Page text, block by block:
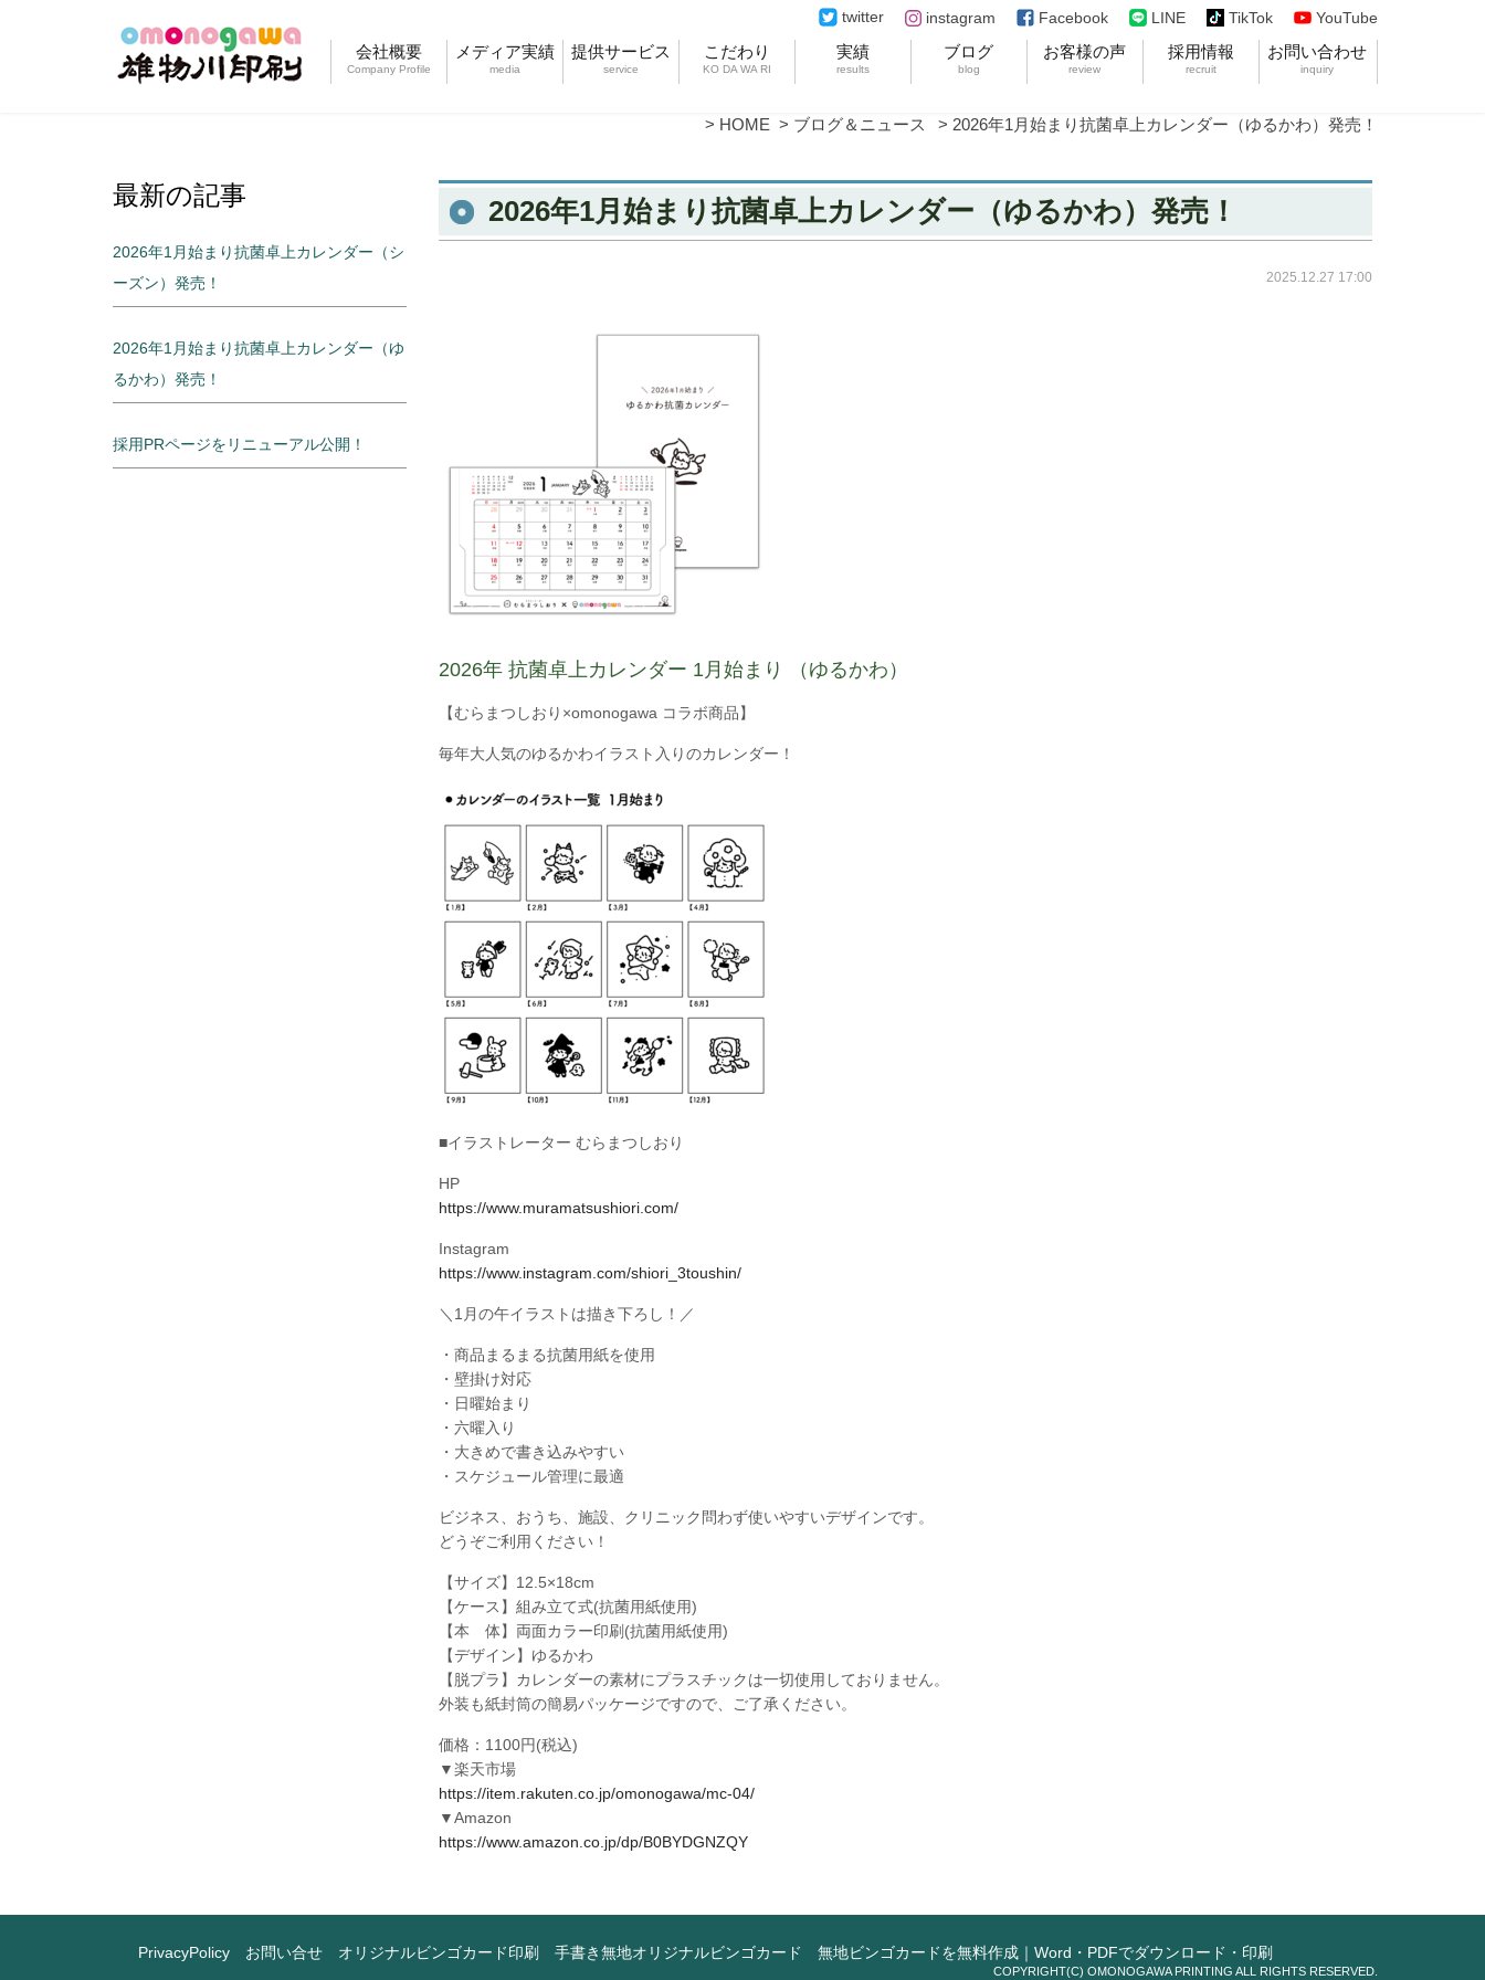
twitter instagram Facebook LINE TikTok YouTube
会社概要
Company Profile
メディア実績
media
提供サービス
service
こだわり
KO DA WA RI
実績
results
ブログ
blog
お客様の声
review
採用情報
recruit
お問い合わせ
inquiry
HOME ブログ＆ニュース 2026年1月始まり抗菌卓上カレンダー（ゆるかわ）発売！
2026年1月始まり抗菌卓上カレンダー（ゆるかわ）発売！
2025.12.27 17:00
2026年 抗菌卓上カレンダー 1月始まり （ゆるかわ）
【むらまつしおり×omonogawa コラボ商品】
毎年大人気のゆるかわイラスト入りのカレンダー！
■イラストレーター むらまつしおり
HP
https://www.muramatsushiori.com/
Instagram
https://www.instagram.com/shiori_3toushin/
＼1月の午イラストは描き下ろし！／
・商品まるまる抗菌用紙を使用
・壁掛け対応
・日曜始まり
・六曜入り
・大きめで書き込みやすい
・スケジュール管理に最適
ビジネス、おうち、施設、クリニック問わず使いやすいデザインです。
どうぞご利用ください！
【サイズ】12.5×18cm
【ケース】組み立て式(抗菌用紙使用)
【本 体】両面カラー印刷(抗菌用紙使用)
【デザイン】ゆるかわ
【脱プラ】カレンダーの素材にプラスチックは一切使用しておりません。
外装も紙封筒の簡易パッケージですので、ご了承ください。
価格：1100円(税込)
▼楽天市場
https://item.rakuten.co.jp/omonogawa/mc-04/
▼Amazon
https://www.amazon.co.jp/dp/B0BYDGNZQY
最新の記事
2026年1月始まり抗菌卓上カレンダー（シ
ーズン）発売！
2026年1月始まり抗菌卓上カレンダー（ゆ
るかわ）発売！
採用PRページをリニューアル公開！
PrivacyPolicy お問い合せ オリジナルビンゴカード印刷 手書き無地オリジナルビンゴカード 無地ビンゴカードを無料作成｜Word・PDFでダウンロード・印刷
COPYRIGHT(C) OMONOGAWA PRINTING ALL RIGHTS RESERVED.